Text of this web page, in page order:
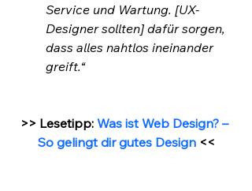
Service und Wartung. [UX-
Designer sollten] dafür sorgen,
dass alles nahtlos ineinander
greift.“
>> Lesetipp: Was ist Web Design? –
So gelingt dir gutes Design <<